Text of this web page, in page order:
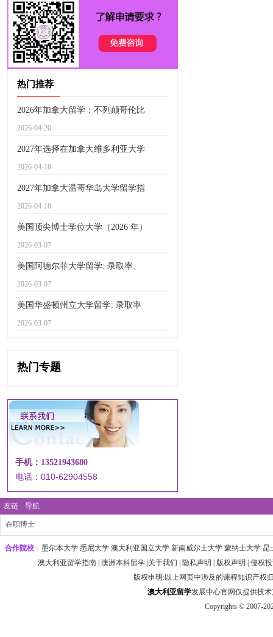
热门推荐
2026年加拿大留学：不列颠哥伦比
2026-04-20
2027年选择在加拿大维多利亚大学
2026-04-18
2027年加拿大温哥华岛大学留学指
2026-04-18
美国顶尖博士学位大学（2026 年）
2026-03-07
美国阿德尔菲大学留学: 录取率、
2026-03-07
美国华盛顿州立大学留学: 录取率
2026-03-07
热门专题
手机：13521943680
电话：010-62904558
友链 导航
在职博士
合作院校 ： 墨尔本大学‌ 悉尼大学 澳大利亚国立大学 ‌新南威尔士大学 ‌蒙纳士大学 昆
澳大利亚留学指南 澳洲本科留学 关于我们 隐私声明 版权声明
侵权
版权申明:以上网页中涉及的课程知识产权
澳大利亚留学发展中心官网仅提供技术
Copyrights © 2007-